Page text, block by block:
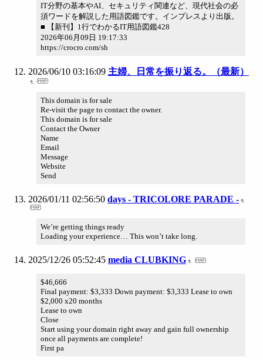
IT分野の基本やAI、セキュリティ関連など、現代社会の必
須ワードを解説した用語図鑑です。インプレスより出版。
■ 【新刊】1行でわかるIT用語図鑑428
2026年06月09日 19:17:33
https://crocro.com/sh
2026/06/10 03:16:09 主婦、日常を振り返る。（最新）
This domain is for sale
Re-visit the page to contact the owner.
This domain is for sale
Contact the Owner
Name
Email
Message
Website
Send
2026/01/11 02:56:50 days - TRICOLORE PARADE -
We’re getting things ready
Loading your experience… This won’t take long.
2025/12/26 05:52:45 media CLUBKING
$46,666
Final payment: $3,333 Down payment: $3,333 Lease to own
$2,000 x20 months
Lease to own
Close
Start using your domain right away and gain full ownership
once all payments are complete!
First pa